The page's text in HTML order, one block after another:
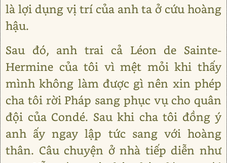
là lợi dụng vị trí của anh ta ở cứu hoàng
hậu.
Sau đó, anh trai cả Léon de Sainte-
Hermine của tôi vì mệt mỏi khi thấy
mình không làm được gì nên xin phép
cha tôi rời Pháp sang phục vụ cho quân
đội của Condé. Sau khi cha tôi đồng ý
anh ấy ngay lập tức sang với hoàng
thân. Câu chuyện ở nhà tiếp diễn như